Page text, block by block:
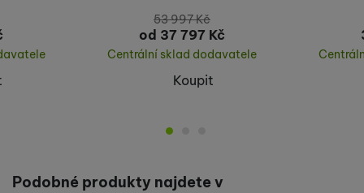
53 997Kč
od 37 797 Kč
Centrální sklad dodavatele
Koupit
Podobné produkty najdete v